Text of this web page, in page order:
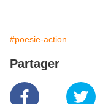
#poesie-action
Partager